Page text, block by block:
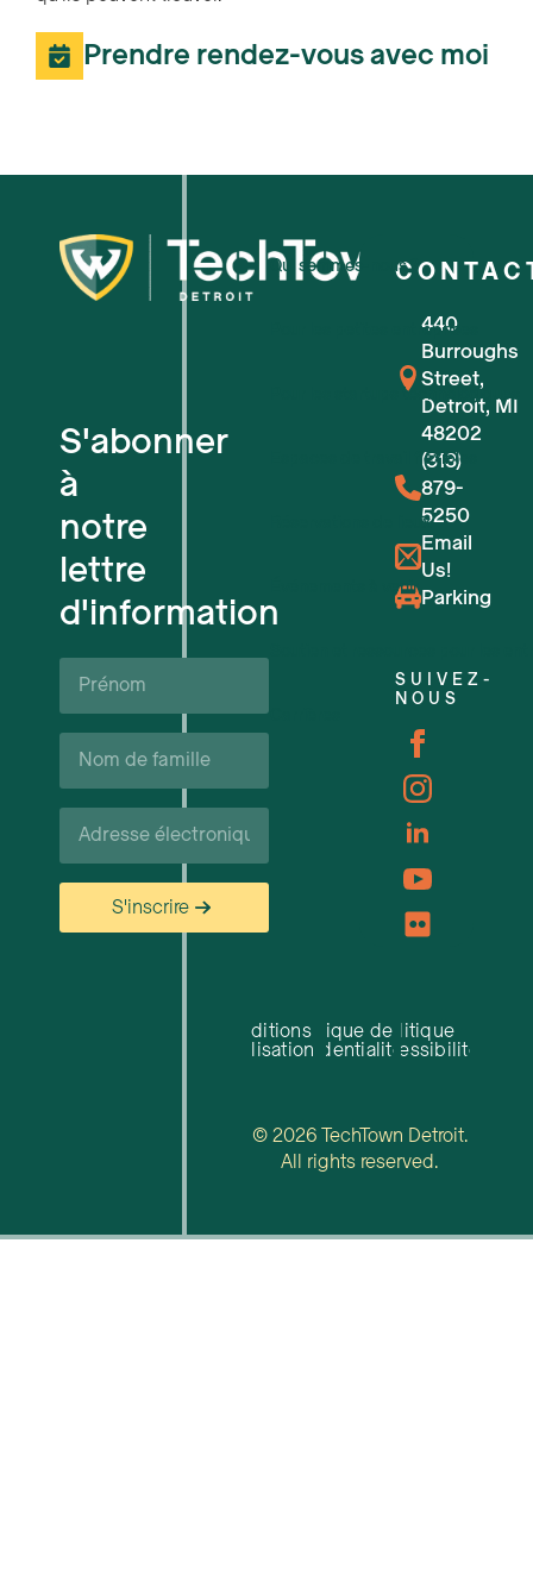
Prendre rendez-vous avec moi
S'abonner
à
notre
lettre
d'information
Prénom*
Nom
de
Courriel*
S'inscrire
Qui sommes-nous ?
Pour les petites entreprises
Pour les startups technologiques
Espaces de travail flexibles
Réservations de lieux
Événements à venir
440
Burroughs
Street,
Detroit, MI
48202
(313)
879-
5250
Email
Us!
Parking
SUIVEZ-
NOUS
Conditions
d'utilisation
Politique de
confidentialité
Politique
d'accessibilité
© 2026 TechTown Detroit.
All rights reserved.